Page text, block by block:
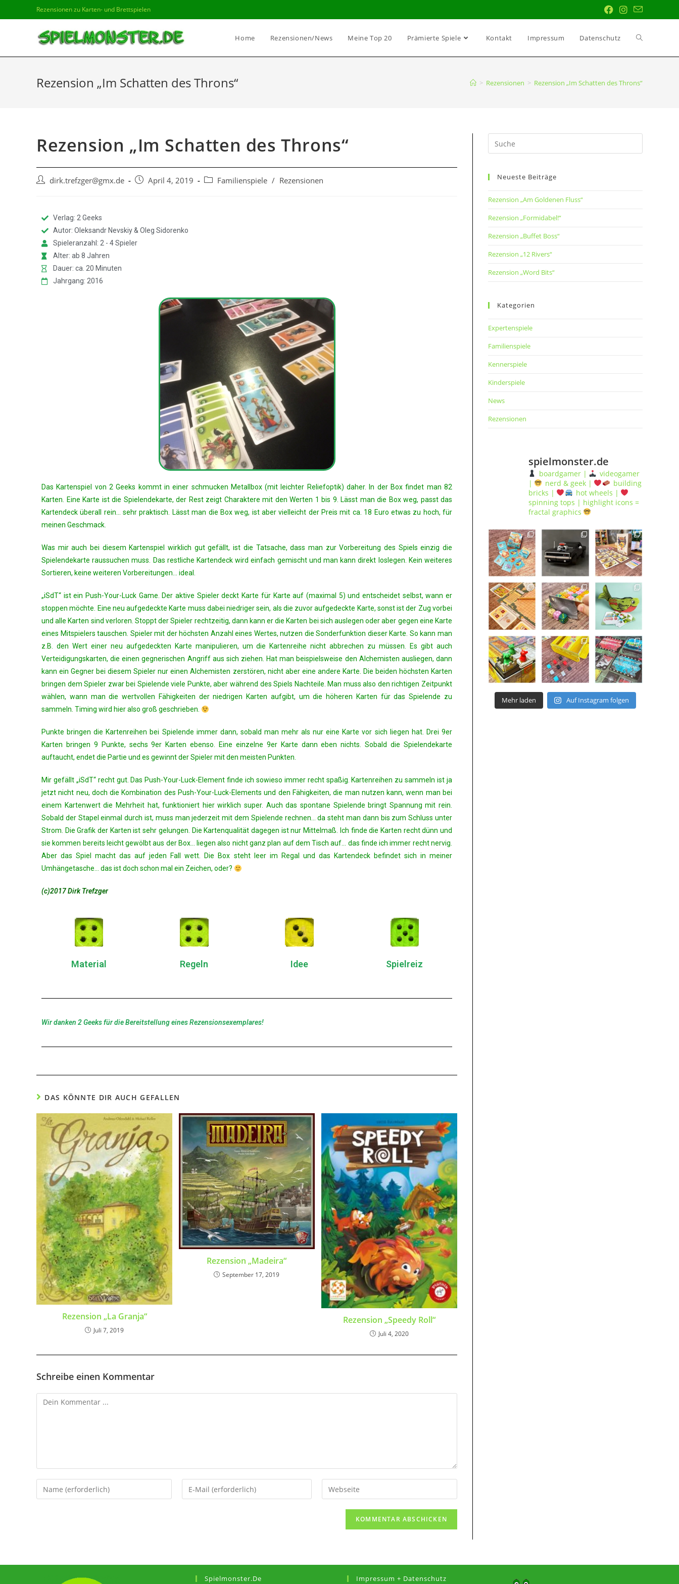
Rezensionen zu Karten- und Brettspielen
Home Rezensionen/News Meine Top 20 Prämierte Spiele Kontakt Impressum Datenschutz
Rezension „Im Schatten des Throns“ > Rezensionen > Rezension „Im Schatten des Throns“
Rezension „Im Schatten des Throns“
dirk.trefzger@gmx.de April 4, 2019 Familienspiele / Rezensionen
Verlag: 2 Geeks
Autor: Oleksandr Nevskiy & Oleg Sidorenko
Spieleranzahl: 2 - 4 Spieler
Alter: ab 8 Jahren
Dauer: ca. 20 Minuten
Jahrgang: 2016
Das Kartenspiel von 2 Geeks kommt in einer schmucken Metallbox (mit leichter Reliefoptik) daher. In der Box findet man 82
Karten. Eine Karte ist die Spielendekarte, der Rest zeigt Charaktere mit den Werten 1 bis 9. Lässt man die Box weg, passt das
Kartendeck überall rein… sehr praktisch. Lässt man die Box weg, ist aber vielleicht der Preis mit ca. 18 Euro etwas zu hoch, für
meinen Geschmack.
Was mir auch bei diesem Kartenspiel wirklich gut gefällt, ist die Tatsache, dass man zur Vorbereitung des Spiels einzig die
Spielendekarte raussuchen muss. Das restliche Kartendeck wird einfach gemischt und man kann direkt loslegen. Kein weiteres
Sortieren, keine weiteren Vorbereitungen… ideal.
„iSdT“ ist ein Push-Your-Luck Game. Der aktive Spieler deckt Karte für Karte auf (maximal 5) und entscheidet selbst, wann er
stoppen möchte. Eine neu aufgedeckte Karte muss dabei niedriger sein, als die zuvor aufgedeckte Karte, sonst ist der Zug vorbei
und alle Karten sind verloren. Stoppt der Spieler rechtzeitig, dann kann er die Karten bei sich auslegen oder aber gegen eine Karte
eines Mitspielers tauschen. Spieler mit der höchsten Anzahl eines Wertes, nutzen die Sonderfunktion dieser Karte. So kann man
z.B. den Wert einer neu aufgedeckten Karte manipulieren, um die Kartenreihe nicht abbrechen zu müssen. Es gibt auch
Verteidigungskarten, die einen gegnerischen Angriff aus sich ziehen. Hat man beispielsweise den Alchemisten ausliegen, dann
kann ein Gegner bei diesem Spieler nur einen Alchemisten zerstören, nicht aber eine andere Karte. Die beiden höchsten Karten
bringen dem Spieler zwar bei Spielende viele Punkte, aber während des Spiels Nachteile. Man muss also den richtigen Zeitpunkt
wählen, wann man die wertvollen Fähigkeiten der niedrigen Karten aufgibt, um die höheren Karten für das Spielende zu
sammeln. Timing wird hier also groß geschrieben.
Punkte bringen die Kartenreihen bei Spielende immer dann, sobald man mehr als nur eine Karte vor sich liegen hat. Drei 9er
Karten bringen 9 Punkte, sechs 9er Karten ebenso. Eine einzelne 9er Karte dann eben nichts. Sobald die Spielendekarte
auftaucht, endet die Partie und es gewinnt der Spieler mit den meisten Punkten.
Mir gefällt „iSdT“ recht gut. Das Push-Your-Luck-Element finde ich sowieso immer recht spaßig. Kartenreihen zu sammeln ist ja
jetzt nicht neu, doch die Kombination des Push-Your-Luck-Elements und den Fähigkeiten, die man nutzen kann, wenn man bei
einem Kartenwert die Mehrheit hat, funktioniert hier wirklich super. Auch das spontane Spielende bringt Spannung mit rein.
Sobald der Stapel einmal durch ist, muss man jederzeit mit dem Spielende rechnen… da steht man dann bis zum Schluss unter
Strom. Die Grafik der Karten ist sehr gelungen. Die Kartenqualität dagegen ist nur Mittelmaß. Ich finde die Karten recht dünn und
sie kommen bereits leicht gewölbt aus der Box… liegen also nicht ganz plan auf dem Tisch auf… das finde ich immer recht nervig.
Aber das Spiel macht das auf jeden Fall wett. Die Box steht leer im Regal und das Kartendeck befindet sich in meiner
Umhängetasche… das ist doch schon mal ein Zeichen, oder?
(c)2017 Dirk Trefzger
Material Regeln Idee Spielreiz
Wir danken 2 Geeks für die Bereitstellung eines Rezensionsexemplares!
DAS KÖNNTE DIR AUCH GEFALLEN
Rezension „La Granja“
Juli 7, 2019
Rezension „Madeira“
September 17, 2019
Rezension „Speedy Roll“
Juli 4, 2020
Schreibe einen Kommentar
Neueste Beiträge
Rezension „Am Goldenen Fluss“
Rezension „Formidabel!“
Rezension „Buffet Boss“
Rezension „12 Rivers“
Rezension „Word Bits“
Kategorien
Expertenspiele
Familienspiele
Kennerspiele
Kinderspiele
News
Rezensionen
spielmonster.de
boardgamer |
videogamer
|
nerd & geek |
building
bricks |
hot wheels |
spinning tops | highlight icons =
fractal graphics
Mehr laden Auf Instagram folgen
Spielmonster.de Impressum + Datenschutz